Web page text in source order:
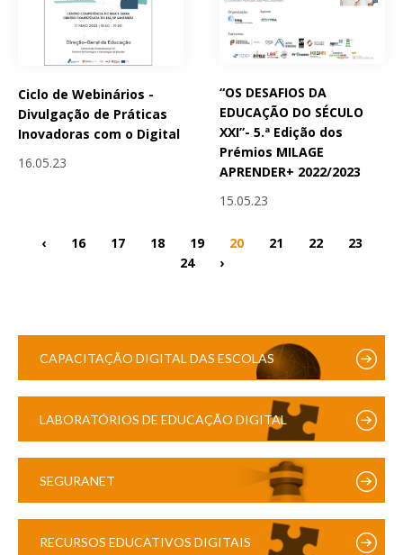
Ciclo de Webinários -
Divulgação de Práticas
Inovadoras com o Digital
16.05.23
“OS DESAFIOS DA
EDUCAÇÃO DO SÉCULO
XXI”- 5.ª Edição dos
Prémios MILAGE
APRENDER+ 2022/2023
15.05.23
‹ 16 17 18 19 20 21 22
23
24
›
CAPACITAÇÃO DIGITAL DAS ESCOLAS
LABORATÓRIOS DE EDUCAÇÃO DIGITAL
SEGURANET
RECURSOS EDUCATIVOS DIGITAIS